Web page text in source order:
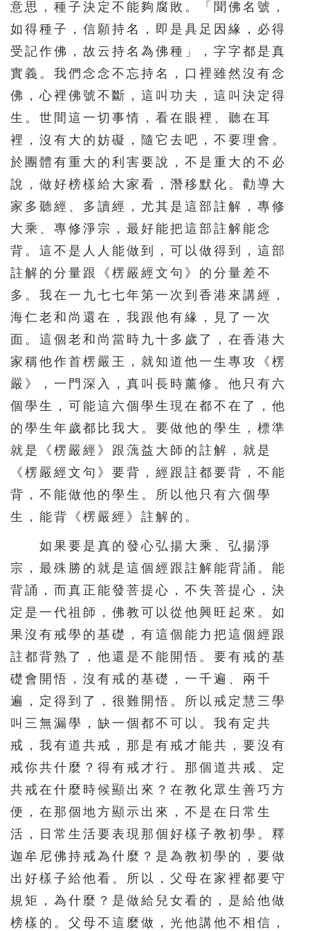
意思，種子決定不能夠腐敗。「聞佛名號，
如得種子，信願持名，即是具足因緣，必得
受記作佛，故云持名為佛種」，字字都是真
實義。我們念念不忘持名，口裡雖然沒有念
佛，心裡佛號不斷，這叫功夫，這叫決定得
生。世間這一切事情，看在眼裡、聽在耳
裡，沒有大的妨礙，隨它去吧，不要理會。
於團體有重大的利害要說，不是重大的不必
說，做好榜樣給大家看，潛移默化。勸導大
家多聽經、多讀經，尤其是這部註解，專修
大乘、專修淨宗，最好能把這部註解能念
背。這不是人人能做到，可以做得到，這部
註解的分量跟《楞嚴經文句》的分量差不
多。我在一九七七年第一次到香港來講經，
海仁老和尚還在，我跟他有緣，見了一次
面。這個老和尚當時九十多歲了，在香港大
家稱他作首楞嚴王，就知道他一生專攻《楞
嚴》，一門深入，真叫長時薰修。他只有六
個學生，可能這六個學生現在都不在了，他
的學生年歲都比我大。要做他的學生，標準
就是《楞嚴經》跟蕅益大師的註解，就是
《楞嚴經文句》要背，經跟註都要背，不能
背，不能做他的學生。所以他只有六個學
生，能背《楞嚴經》註解的。
如果要是真的發心弘揚大乘、弘揚淨
宗，最殊勝的就是這個經跟註解能背誦。能
背誦，而真正能發菩提心，不失菩提心，決
定是一代祖師，佛教可以從他興旺起來。如
果沒有戒學的基礎，有這個能力把這個經跟
註都背熟了，他還是不能開悟。要有戒的基
礎會開悟，沒有戒的基礎，一千遍、兩千
遍，定得到了，很難開悟。所以戒定慧三學
叫三無漏學，缺一個都不可以。我有定共
戒，我有道共戒，那是有戒才能共，要沒有
戒你共什麼？得有戒才行。那個道共戒、定
共戒在什麼時候顯出來？在教化眾生善巧方
便，在那個地方顯示出來，不是在日常生
活，日常生活要表現那個好樣子教初學。釋
迦牟尼佛持戒為什麼？是為教初學的，要做
出好樣子給他看。所以，父母在家裡都要守
規矩，為什麼？是做給兒女看的，是給他做
榜樣的。父母不這麼做，光他講他不相信，